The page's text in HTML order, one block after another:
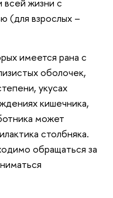
всей жизни с
(для взрослых –
имеется рана с
оболочек,
укусах
кишечника,
может
столбняка.
обращаться за